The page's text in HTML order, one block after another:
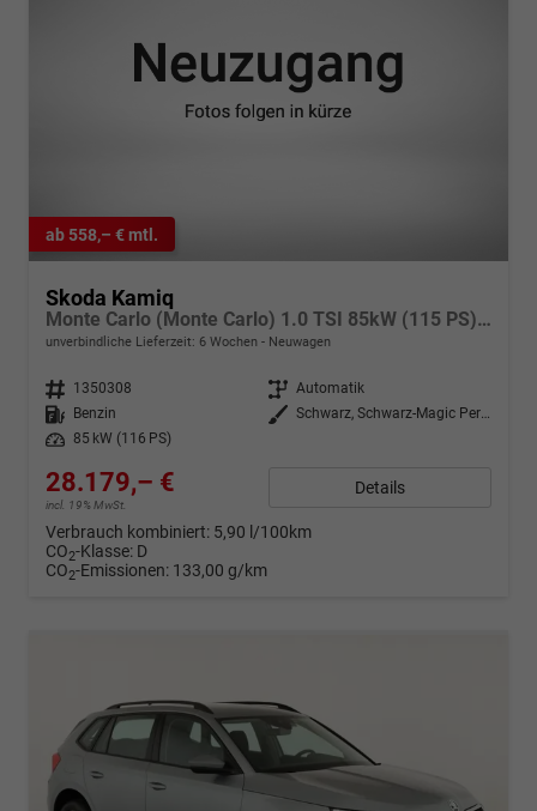
ab 558,– € mtl.
Skoda Kamiq
Monte Carlo (Monte Carlo) 1.0 TSI 85kW (115 PS) 7-Gang DSG
unverbindliche Lieferzeit: 6 Wochen Neuwagen
Fahrzeugnr. 1350308 Getriebe Automatik
Kraftstoff
Benzin Außenfarbe
Schwarz, Schwarz-Magic Perleffekt (1Z)
Leistung
85 kW (116 PS)
28.179,– €
incl. 19% MwSt.
Details
Verbrauch kombiniert: 5,90 l/100km
CO2-Klasse: D
CO2-Emissionen: 133,00 g/km